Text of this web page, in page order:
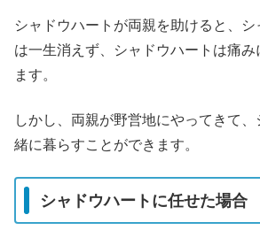
シャドウハートが両親を助けると、
は一生消えず、シャドウハートは痛み
ます。
しかし、両親が野営地にやってきて
緒に暮らすことができます。
シャドウハートに任せた場合